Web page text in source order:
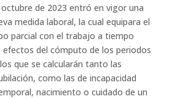
octubre de 2023 entró en vigor una
medida laboral, la cual equipara el
parcial con el trabajo a tiempo
del cómputo de los periodos
que se calcularán tanto las
como las de incapacidad
nacimiento o cuidado de un